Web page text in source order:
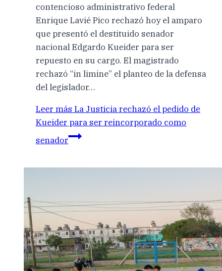
contencioso administrativo federal
Enrique Lavié Pico rechazó hoy el amparo
que presentó el destituido senador
nacional Edgardo Kueider para ser
repuesto en su cargo. El magistrado
rechazó “in limine” el planteo de la defensa
del legislador…
Leer más La Justicia rechazó el pedido de
Kueider para ser reincorporado como
senador